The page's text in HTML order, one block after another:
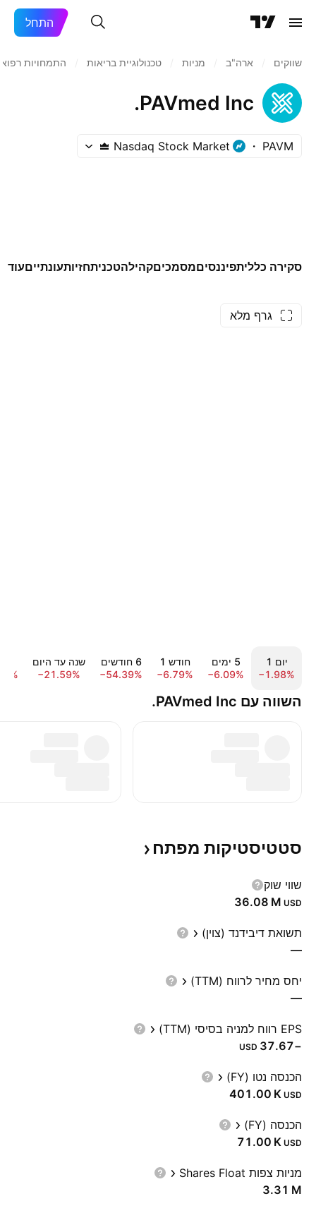
התחל
שווקים ארה"ב‏ מניות‏ טכנולוגיית בריאות התמחויות
PAVmed Inc.
PAVM
Nasdaq Stock Market
סקירה כלליתפיננסיםמסמכיםקהילהטכניתחזיותעונתייםעוד
גרף מלא
יום ‎1‎
−1.98%
‎5‎ ימים
−6.09%
חודש ‎1‎
−6.79%
‎6‎ חודשים
−54.39%
שנה עד היום
−21.59%
השווה עם PAVmed Inc.
סטטיסטיקות מפתח
שווי שוק
‪36.08 M‬ USD
תשואת דיבידנד (צוין)
—
יחס מחיר לרווח (TTM)
—
EPS רווח למניה בסיסי (TTM)
−37.67
USD
הכנסה נטו (FY)
‪401.00 K‬ USD
הכנסה (FY)
‪71.00 K‬ USD
מניות צפות Shares Float
‪3.31 M‬